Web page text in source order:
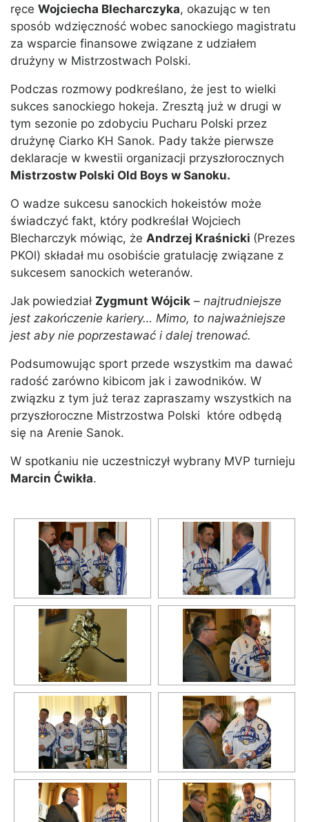
ręce Wojciecha Blecharczyka, okazując w ten
sposób wdzięczność wobec sanockiego magistratu
za wsparcie finansowe związane z udziałem
drużyny w Mistrzostwach Polski.
Podczas rozmowy podkreślano, że jest to wielki
sukces sanockiego hokeja. Zresztą już w drugi w
tym sezonie po zdobyciu Pucharu Polski przez
drużynę Ciarko KH Sanok. Pady także pierwsze
deklaracje w kwestii organizacji przyszłorocznych
Mistrzostw Polski Old Boys w Sanoku.
O wadze sukcesu sanockich hokeistów może
świadczyć fakt, który podkreślał Wojciech
Blecharczyk mówiąc, że Andrzej Kraśnicki (Prezes
PKOl) składał mu osobiście gratulację związane z
sukcesem sanockich weteranów.
Jak powiedział Zygmunt Wójcik – najtrudniejsze
jest zakończenie kariery… Mimo, to najważniejsze
jest aby nie poprzestawać i dalej trenować.
Podsumowując sport przede wszystkim ma dawać
radość zarówno kibicom jak i zawodników. W
związku z tym już teraz zapraszamy wszystkich na
przyszłoroczne Mistrzostwa Polski które odbędą
się na Arenie Sanok.
W spotkaniu nie uczestniczył wybrany MVP turnieju
Marcin Ćwikła.